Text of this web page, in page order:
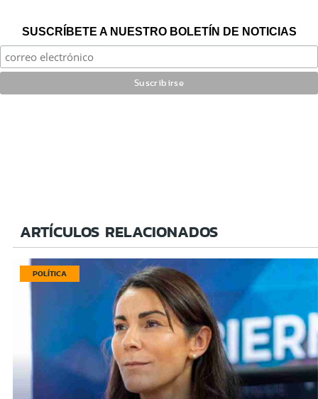
SUSCRÍBETE A NUESTRO BOLETÍN DE NOTICIAS
ARTÍCULOS RELACIONADOS
POLÍTICA